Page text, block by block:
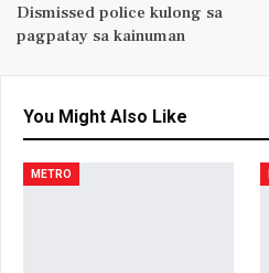
Dismissed police kulong sa
pagpatay sa kainuman
You Might Also Like
METRO